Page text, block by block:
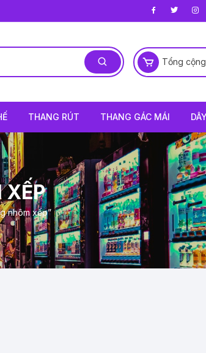
Tổng
THANG RÚT THANG GÁC MÁI
XẾP
nhôm xếp”